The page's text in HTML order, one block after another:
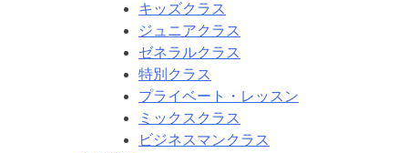
キッズクラス
ジュニアクラス
ゼネラルクラス
特別クラス
プライベート・レッスン
ミックスクラス
ビジネスマンクラス